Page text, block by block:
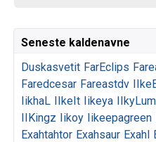
Seneste kaldenavne
Duskasvetit FarEclips
Faredcesar Fareastdv
IikhaL IIkeIt Iikeya
IIKingz Iikoy Iikeepagreen
Exahtahtor Exahsaur Exahl